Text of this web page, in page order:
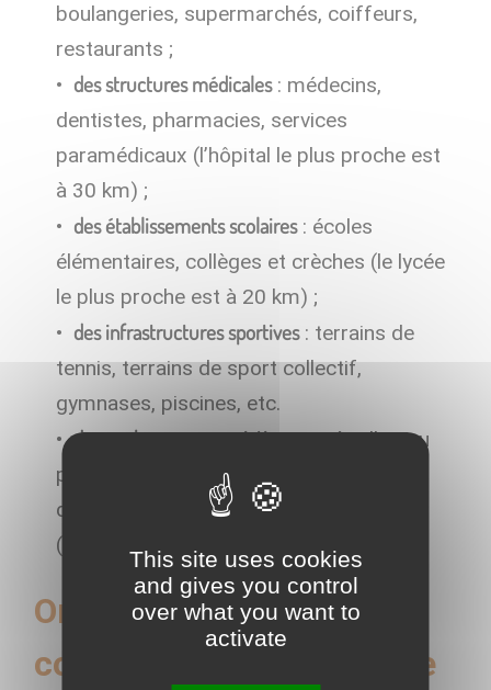
boulangeries, supermarchés, coiffeurs,
restaurants ;
des structures médicales: médecins,
dentistes, pharmacies, services
paramédicaux (l’hôpital le plus proche est
à 30 km) ;
des établissements scolaires: écoles
élémentaires, collèges et crèches (le lycée
le plus proche est à 20 km) ;
des infrastructures sportives: terrains de
tennis, terrains de sport collectif,
gymnases, piscines, etc.
de nombreuses associations: Orée-d’Anjou
peut compter sur la richesse et le
dynamisme de son tissu associatif
(culture, loisirs, etc.).
Orée-d’Anjou est une
commune nouvelle qui se
This site uses cookies
and gives you control
over what you want to
activate